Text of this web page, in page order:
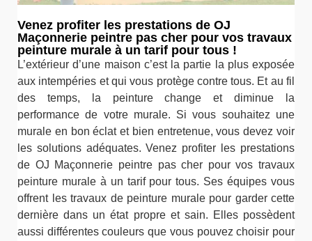
Venez profiter les prestations de OJ
Maçonnerie peintre pas cher pour vos travaux
peinture murale à un tarif pour tous !
L’extérieur d’une maison c’est la partie la plus exposée
aux intempéries et qui vous protège contre tous. Et au fil
des temps, la peinture change et diminue la
performance de votre murale. Si vous souhaitez une
murale en bon éclat et bien entretenue, vous devez voir
les solutions adéquates. Venez profiter les prestations
de OJ Maçonnerie peintre pas cher pour vos travaux
peinture murale à un tarif pour tous. Ses équipes vous
offrent les travaux de peinture murale pour garder cette
dernière dans un état propre et sain. Elles possèdent
aussi différentes couleurs que vous pouvez choisir pour